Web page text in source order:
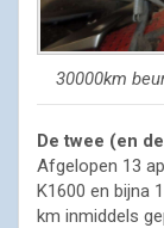
30000km
De twee (en
Afgelopen 13
K1600 en bijna
km inmiddels